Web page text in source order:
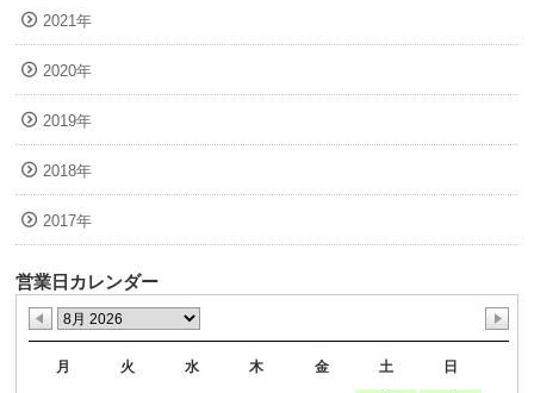
2021年
2020年
2019年
2018年
2017年
営業日カレンダー
月 火 水 木 金 土 日